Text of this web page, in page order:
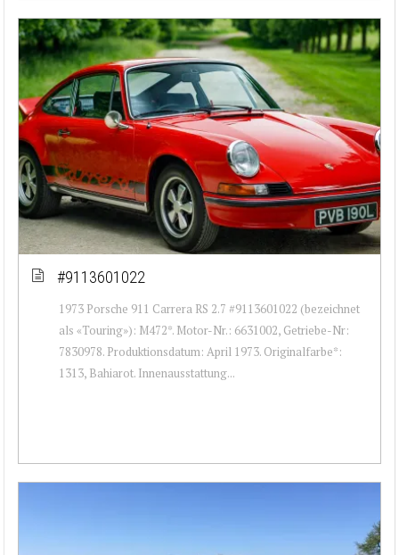
#9113601022
1973 Porsche 911 Carrera RS 2.7 #9113601022 (bezeichnet
als «Touring»): M472*. Motor-Nr.: 6631002, Getriebe-Nr:
7830978. Produktionsdatum: April 1973. Originalfarbe*:
1313, Bahiarot. Innenausstattung...